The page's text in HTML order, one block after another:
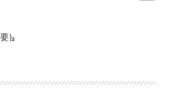
)』